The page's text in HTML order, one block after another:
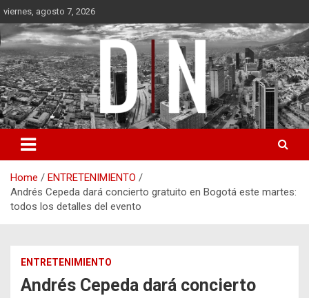
Skip
to
content
viernes, agosto 7, 2026
Diámetro Noticias
Home
ENTRETENIMIENTO
Andrés Cepeda dará concierto gratuito en Bogotá este martes:
todos los detalles del evento
ENTRETENIMIENTO
Andrés Cepeda dará concierto